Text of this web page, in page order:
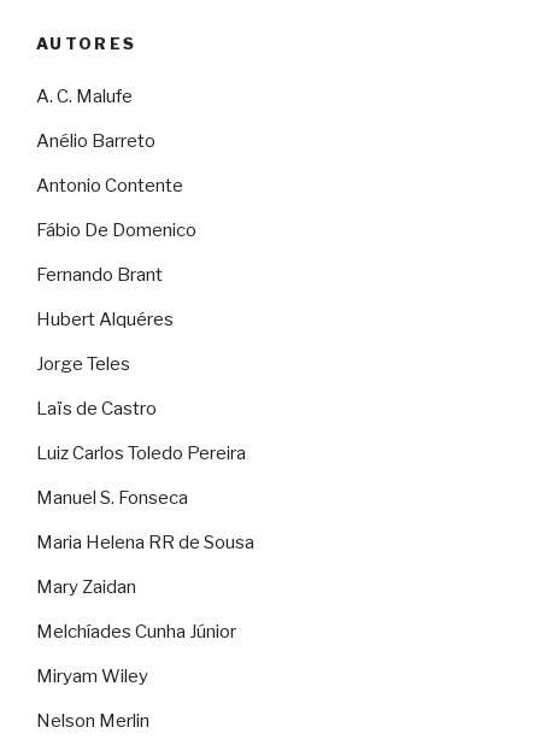
AUTORES
A. C. Malufe
Anélio Barreto
Antonio Contente
Fábio De Domenico
Fernando Brant
Hubert Alquéres
Jorge Teles
Laïs de Castro
Luiz Carlos Toledo Pereira
Manuel S. Fonseca
Maria Helena RR de Sousa
Mary Zaidan
Melchíades Cunha Júnior
Miryam Wiley
Nelson Merlin